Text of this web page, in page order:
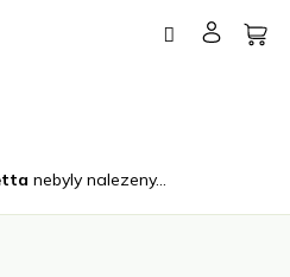
nebyly nalezeny...